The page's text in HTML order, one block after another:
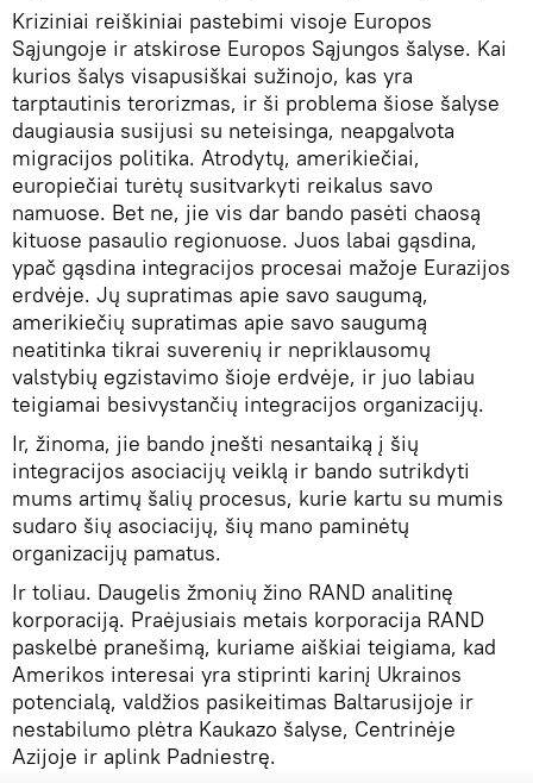
Kriziniai reiškiniai pastebimi visoje Europos
Sąjungoje ir atskirose Europos Sąjungos šalyse. Kai
kurios šalys visapusiškai sužinojo, kas yra
tarptautinis terorizmas, ir ši problema šiose šalyse
daugiausia susijusi su neteisinga, neapgalvota
migracijos politika. Atrodytų, amerikiečiai,
europiečiai turėtų susitvarkyti reikalus savo
namuose. Bet ne, jie vis dar bando pasėti chaosą
kituose pasaulio regionuose. Juos labai gąsdina,
ypač gąsdina integracijos procesai mažoje Eurazijos
erdvėje. Jų supratimas apie savo saugumą,
amerikiečių supratimas apie savo saugumą
neatitinka tikrai suverenių ir nepriklausomų
valstybių egzistavimo šioje erdvėje, ir juo labiau
teigiamai besivystančių integracijos organizacijų.
Ir, žinoma, jie bando įnešti nesantaiką į šių
integracijos asociacijų veiklą ir bando sutrikdyti
mums artimų šalių procesus, kurie kartu su mumis
sudaro šių asociacijų, šių mano paminėtų
organizacijų pamatus.
Ir toliau. Daugelis žmonių žino RAND analitinę
korporaciją. Praėjusiais metais korporacija RAND
paskelbė pranešimą, kuriame aiškiai teigiama, kad
Amerikos interesai yra stiprinti karinį Ukrainos
potencialą, valdžios pasikeitimas Baltarusijoje ir
nestabilumo plėtra Kaukazo šalyse, Centrinėje
Azijoje ir aplink Padniestrę.